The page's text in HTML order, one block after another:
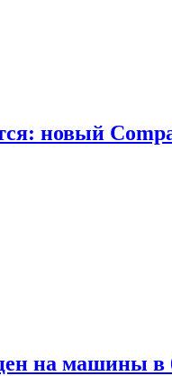
новый
на машины